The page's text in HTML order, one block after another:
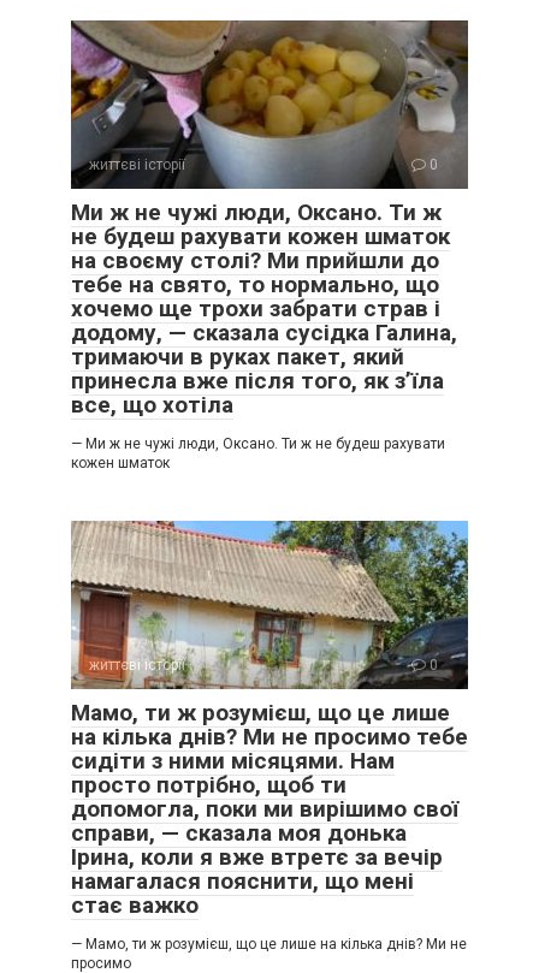
життєві історії 0
Ми ж не чужі люди, Оксано. Ти ж
не будеш рахувати кожен шматок
на своєму столі? Ми прийшли до
тебе на свято, то нормально, що
хочемо ще трохи забрати страв і
додому, — сказала сусідка Галина,
тримаючи в руках пакет, який
принесла вже після того, як з’їла
все, що хотіла
— Ми ж не чужі люди, Оксано. Ти ж не будеш рахувати
кожен шматок
життєві історії 0
Мамо, ти ж розумієш, що це лише
на кілька днів? Ми не просимо тебе
сидіти з ними місяцями. Нам
просто потрібно, щоб ти
допомогла, поки ми вирішимо свої
справи, — сказала моя донька
Ірина, коли я вже втретє за вечір
намагалася пояснити, що мені
стає важко
— Мамо, ти ж розумієш, що це лише на кілька днів? Ми не
просимо